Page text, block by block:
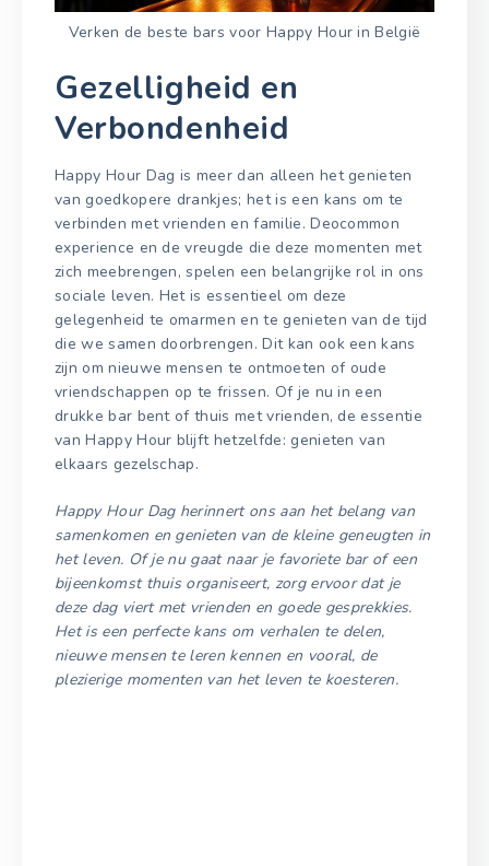
Verken de beste bars voor Happy Hour in België
Gezelligheid en
Verbondenheid
Happy Hour Dag is meer dan alleen het genieten
van goedkopere drankjes; het is een kans om te
verbinden met vrienden en familie. Deocommon
experience en de vreugde die deze momenten met
zich meebrengen, spelen een belangrijke rol in ons
sociale leven. Het is essentieel om deze
gelegenheid te omarmen en te genieten van de tijd
die we samen doorbrengen. Dit kan ook een kans
zijn om nieuwe mensen te ontmoeten of oude
vriendschappen op te frissen. Of je nu in een
drukke bar bent of thuis met vrienden, de essentie
van Happy Hour blijft hetzelfde: genieten van
elkaars gezelschap.
Happy Hour Dag herinnert ons aan het belang van
samenkomen en genieten van de kleine geneugten in
het leven. Of je nu gaat naar je favoriete bar of een
bijeenkomst thuis organiseert, zorg ervoor dat je
deze dag viert met vrienden en goede gesprekkies.
Het is een perfecte kans om verhalen te delen,
nieuwe mensen te leren kennen en vooral, de
plezierige momenten van het leven te koesteren.